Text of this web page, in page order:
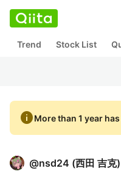
Trend Stock List
infoMore than 1 year
@nsd24 (西田 吉克)